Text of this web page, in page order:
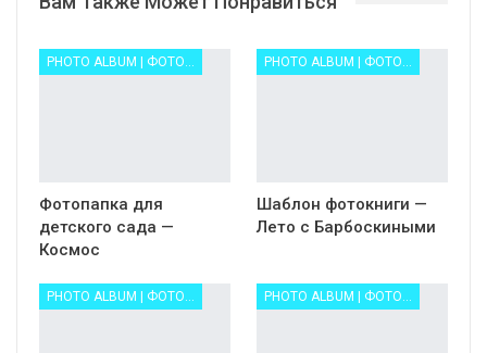
Фотопапка для
детского сада —
Космос
Шаблон фотокниги —
Лето с Барбоскиными
PHOTO ALBUM | ФОТОАЛЬБОМ ФОТОКНИГА PHOTO ALBUM | ФОТОАЛЬБОМ ФОТОКНИГА